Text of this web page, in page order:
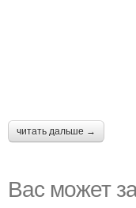
читать дальше →
Вас может